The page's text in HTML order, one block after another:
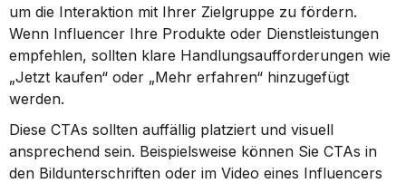
um die Interaktion mit Ihrer Zielgruppe zu fördern.
Wenn Influencer Ihre Produkte oder Dienstleistungen
empfehlen, sollten klare Handlungsaufforderungen wie
„Jetzt kaufen“ oder „Mehr erfahren“ hinzugefügt
werden.
Diese CTAs sollten auffällig platziert und visuell
ansprechend sein. Beispielsweise können Sie CTAs in
den Bildunterschriften oder im Video eines Influencers